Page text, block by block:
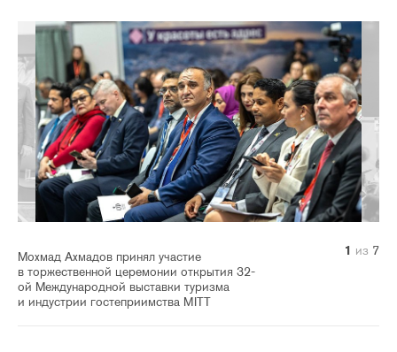
Мохмад Ахмадов принял участие
в торжественной церемонии открытия 32-
ой Международной выставки туризма
и индустрии гостеприимства MITT
1 из 7
2 из 7
3 из 7
4 из 7
5 из 7
6 из 7
7 из 7